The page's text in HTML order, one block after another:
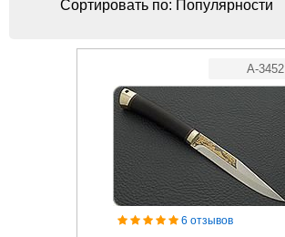
Сортировать по: Популярности
A-3452
6 отзывов